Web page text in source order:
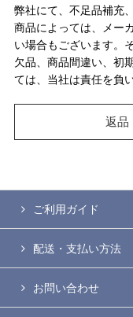
弊社にて、不足品補充
商品によっては、メー
い場合もございます。
欠品、商品間違い、初
ては、当社は責任を負
返品
ご利用ガイド
配送・支払い方法
お問い合わせ